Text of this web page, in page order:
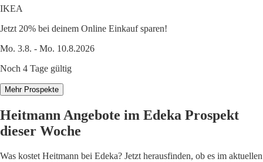
IKEA
Jetzt 20% bei deinem Online Einkauf sparen!
Mo. 3.8. - Mo. 10.8.2026
Noch 4 Tage gültig
Mehr Prospekte
Heitmann Angebote im Edeka Prospekt
dieser Woche
Was kostet Heitmann bei Edeka? Jetzt herausfinden, ob es im aktuellen